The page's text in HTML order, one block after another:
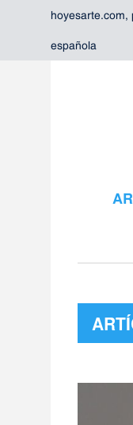
hoyesarte.com,
española